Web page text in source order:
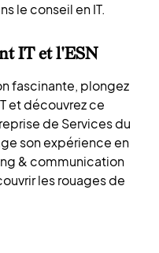
le conseil en IT.
IT et l'ESN
fascinante, plongez
et découvrez ce
de Services du
son expérience en
& communication
les rouages de